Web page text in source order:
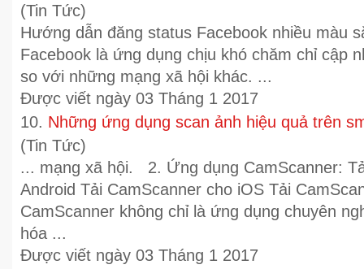
(Tin Tức)
Hướng dẫn đăng status Facebook nhiều màu
Facebook là ứng dụng chịu khó chăm chỉ cập
so với những mạng xã hội khác. ...
Được viết ngày 03 Tháng 1 2017
10. Những ứng dụng scan ảnh hiệu quả trên
(Tin Tức)
... mạng xã hội. 2. Ứng dụng CamScanner:
Android Tải CamScanner cho iOS Tải
CamScanner không chỉ là ứng dụng chuyên
hóa ...
Được viết ngày 03 Tháng 1 2017